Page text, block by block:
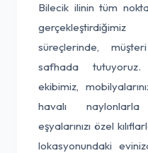
Bilecik ilinin tüm
süreçlerinde,
safhada
ekibimiz,
havalı
eşyalarınızı özel
lokasyonundaki